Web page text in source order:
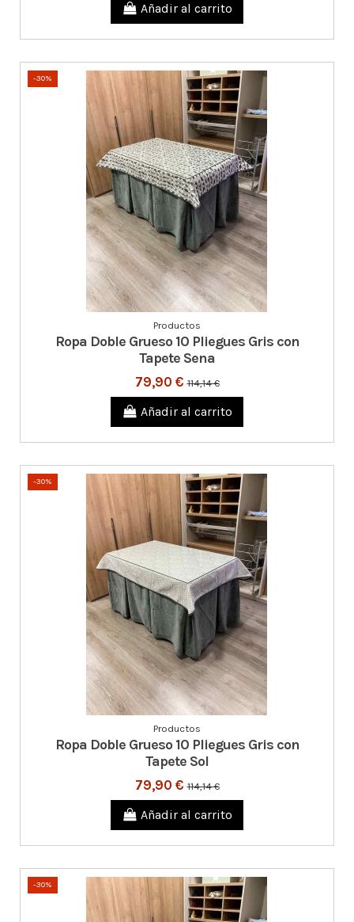
Añadir al carrito
-30%
Productos
Ropa Doble Grueso 10 Pliegues Gris con
Tapete Sena
79,90 €114,14 €
Añadir al carrito
-30%
Productos
Ropa Doble Grueso 10 Pliegues Gris con
Tapete Sol
79,90 €114,14 €
Añadir al carrito
-30%